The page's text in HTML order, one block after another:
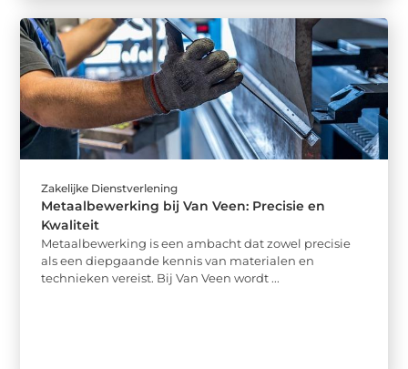
Zakelijke Dienstverlening
Metaalbewerking bij Van Veen: Precisie en
Kwaliteit
Metaalbewerking is een ambacht dat zowel precisie
als een diepgaande kennis van materialen en
technieken vereist. Bij Van Veen wordt ...